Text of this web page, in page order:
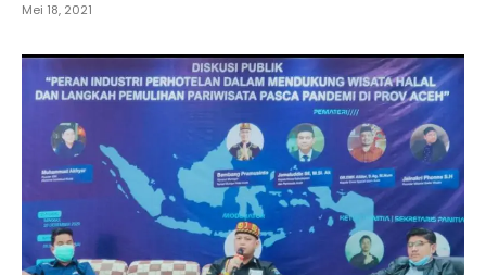
Mei 18, 2021